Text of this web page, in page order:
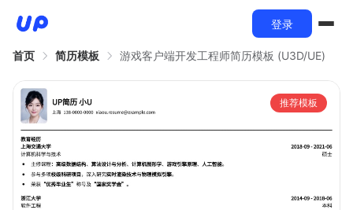
登录
首页 简历模板 游戏客户端开发工程师简历模板 (U3D/UE)
推荐模板